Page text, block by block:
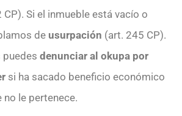
CP). Si el inmueble está vacío o
de usurpación (art. 245 CP).
puedes denunciar al okupa por
si ha sacado beneficio económico
no le pertenece.